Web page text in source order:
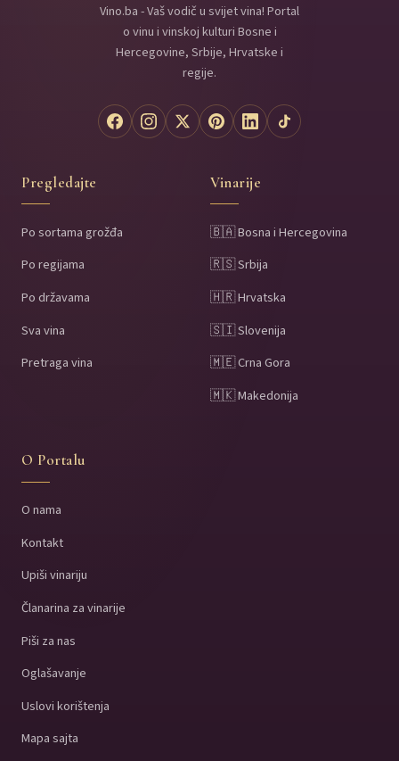
Vino.ba - Vaš vodič u svijet vina! Portal
o vinu i vinskoj kulturi Bosne i
Hercegovine, Srbije, Hrvatske i
regije.
Pregledajte
Po sortama grožđa
Po regijama
Po državama
Sva vina
Pretraga vina
Vinarije
🇧🇦 Bosna i Hercegovina
🇷🇸 Srbija
🇭🇷 Hrvatska
🇸🇮 Slovenija
🇲🇪 Crna Gora
🇲🇰 Makedonija
O Portalu
O nama
Kontakt
Upiši vinariju
Članarina za vinarije
Piši za nas
Oglašavanje
Uslovi korištenja
Mapa sajta